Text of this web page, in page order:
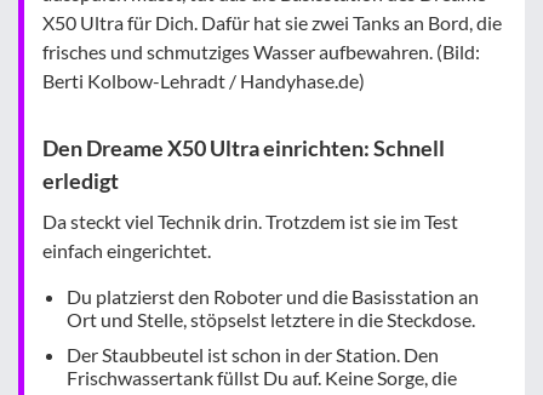
X50 Ultra für Dich. Dafür hat sie zwei Tanks an Bord, die
frisches und schmutziges Wasser aufbewahren. (Bild:
Berti Kolbow-Lehradt / Handyhase.de)
Den Dreame X50 Ultra einrichten: Schnell
erledigt
Da steckt viel Technik drin. Trotzdem ist sie im Test
einfach eingerichtet.
Du platzierst den Roboter und die Basisstation an
Ort und Stelle, stöpselst letztere in die Steckdose.
Der Staubbeutel ist schon in der Station. Den
Frischwassertank füllst Du auf. Keine Sorge, die